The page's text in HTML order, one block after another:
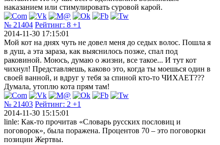
наказанием или стимулировать суровой карой.
№ 21404 Рейтинг: 8 +1
2014-11-30 17:15:01
Мой кот на днях чуть не довел меня до седых волос. Пошла я
в душ, а эта зараза, как выяснилось позже, спал под
раковиной. Моюсь, думаю о жизни, все такое... И тут кот
чихнул! Представляешь, каково это, когда ты моешься один в
своей ванной, и вдруг у тебя за спиной кто-то ЧИХАЕТ???
Думала, утоплю кота прям там!
№ 21403 Рейтинг: 2 +1
2014-11-30 15:15:01
linle: Как-то прочитав «Словарь русских пословиц и
поговорок», была поражена. Процентов 70 – это поговорки
позиции Жертвы.